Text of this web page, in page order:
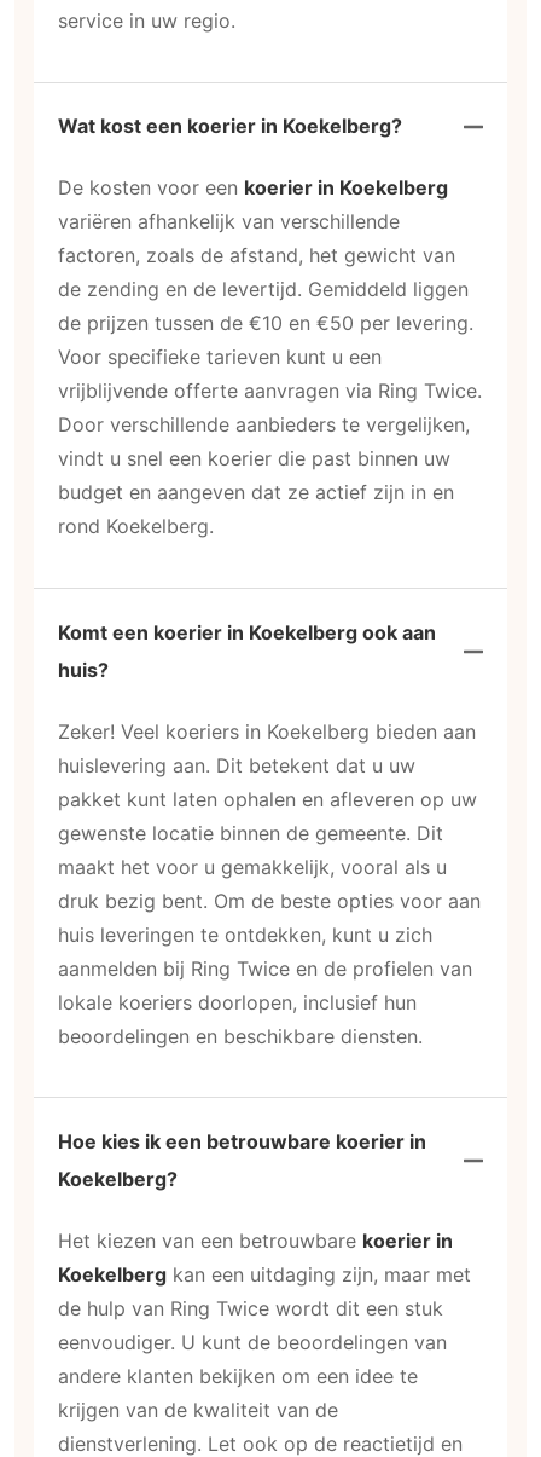
service in uw regio.
Wat kost een koerier in Koekelberg?
De kosten voor een koerier in Koekelberg
variëren afhankelijk van verschillende
factoren, zoals de afstand, het gewicht van
de zending en de levertijd. Gemiddeld liggen
de prijzen tussen de €10 en €50 per levering.
Voor specifieke tarieven kunt u een
vrijblijvende offerte aanvragen via Ring Twice.
Door verschillende aanbieders te vergelijken,
vindt u snel een koerier die past binnen uw
budget en aangeven dat ze actief zijn in en
rond Koekelberg.
Komt een koerier in Koekelberg ook aan
huis?
Zeker! Veel koeriers in Koekelberg bieden aan
huislevering aan. Dit betekent dat u uw
pakket kunt laten ophalen en afleveren op uw
gewenste locatie binnen de gemeente. Dit
maakt het voor u gemakkelijk, vooral als u
druk bezig bent. Om de beste opties voor aan
huis leveringen te ontdekken, kunt u zich
aanmelden bij Ring Twice en de profielen van
lokale koeriers doorlopen, inclusief hun
beoordelingen en beschikbare diensten.
Hoe kies ik een betrouwbare koerier in
Koekelberg?
Het kiezen van een betrouwbare koerier in
Koekelberg kan een uitdaging zijn, maar met
de hulp van Ring Twice wordt dit een stuk
eenvoudiger. U kunt de beoordelingen van
andere klanten bekijken om een idee te
krijgen van de kwaliteit van de
dienstverlening. Let ook op de reactietijd en